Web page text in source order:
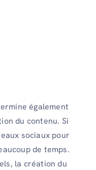
également
du contenu. Si
sociaux pour
de temps.
la création du